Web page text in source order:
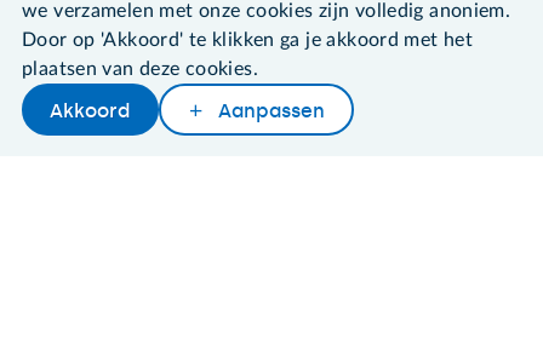
Later lezenDelenWoordenboek
About SeniorWeb
we verzamelen met onze cookies zijn volledig anoniem.
Door op 'Akkoord' te klikken ga je akkoord met het
plaatsen van deze cookies.
Akkoord Aanpassen